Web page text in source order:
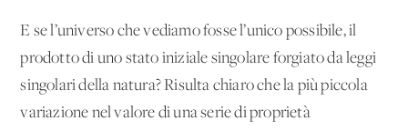
E se l’universo che vediamo fosse l’unico possibile, il
prodotto di uno stato iniziale singolare forgiato da leggi
singolari della natura? Risulta chiaro che la più piccola
variazione nel valore di una serie di proprietà